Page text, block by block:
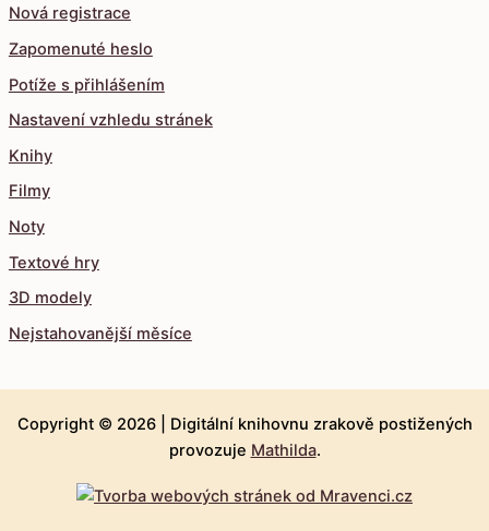
Nová registrace
Zapomenuté heslo
Potíže s přihlášením
Nastavení vzhledu stránek
Knihy
Filmy
Noty
Textové hry
3D modely
Nejstahovanější měsíce
Copyright © 2026 | Digitální knihovnu zrakově postižených
provozuje Mathilda.